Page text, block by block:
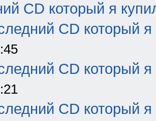
CD который я
CD который я
CD который я
CD который я